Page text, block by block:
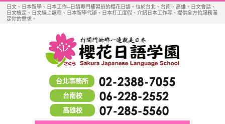
日文、日本留學、日本工作─日語專門補習班的櫻花日語。位於台北、台南、高雄。日文會話、
日文檢定、日文線上課程、日本留學代辦、日本打工度假、介紹日本工作等、提供全方位服務滿
足你的需求。
台北事務所
台南校
高雄校